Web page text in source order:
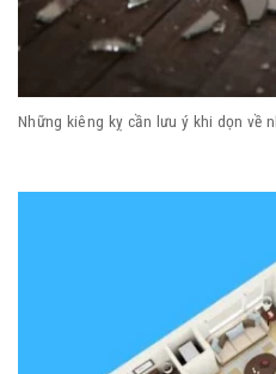
Những kiêng kỵ cần lưu ý khi dọn về